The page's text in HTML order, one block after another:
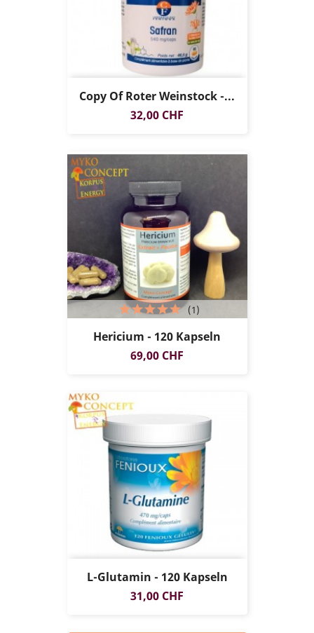
Copy Of Roter Weinstock -...
Preis
32,00 CHF
Hericium - 120 Kapseln
Preis
69,00 CHF
(1)
L-Glutamin - 120 Kapseln
Preis
31,00 CHF